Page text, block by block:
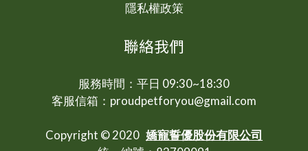
隱私權政策
聯絡我們
服務時間：平日 09:30~18:30
客服信箱：proudpetforyou@gmail.com
Copyright © 2020 嬌寵誓優股份有限公司